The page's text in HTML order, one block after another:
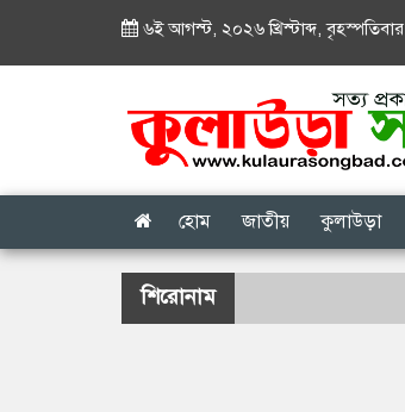
৬ই আগস্ট, ২০২৬ খ্রিস্টাব্দ,বৃহস্পতিবার
হোম জাতীয় কুলাউড়া
শিরোনাম